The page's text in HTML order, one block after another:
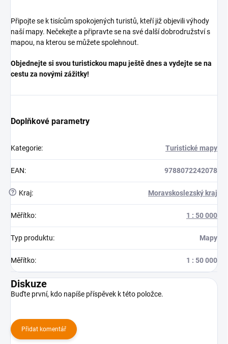
Připojte se k tisícům spokojených turistů, kteří již objevili výhody
naší mapy. Nečekejte a připravte se na své další dobrodružství s
mapou, na kterou se můžete spolehnout.
Objednejte si svou turistickou mapu ještě dnes a vydejte se na
cestu za novými zážitky!
Doplňkové parametry
Kategorie: Turistické mapy
EAN: 9788072242078
? Kraj: Moravskoslezský kraj
Měřítko: 1 : 50 000
Typ produktu: Mapy
Měřítko: 1 : 50 000
Diskuze
Buďte první, kdo napíše příspěvek k této položce.
Přidat komentář